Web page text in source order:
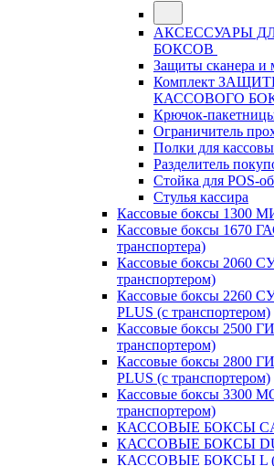
АКСЕССУАРЫ
БОКСОВ
Защиты сканера и
Комплект
КАССОВОГО
Крючок-
Ограничитель
Полки для
Разделитель
Стойка для POS-
Стулья кассира
Кассовые боксы
Кассовые боксы 1670
транспортера)
Кассовые боксы 2060
транспортером)
Кассовые боксы 2260
PLUS (с транспортером)
Кассовые боксы 2500
транспортером)
Кассовые боксы 2800
PLUS (с транспортером)
Кассовые боксы 3300
транспортером)
КАССОВЫЕ БОКСЫ
КАССОВЫЕ БОКСЫ
КАССОВЫЕ БОКСЫ L